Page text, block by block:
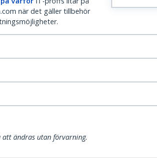
när det gäller tillbehör
ändras utan förvarning.